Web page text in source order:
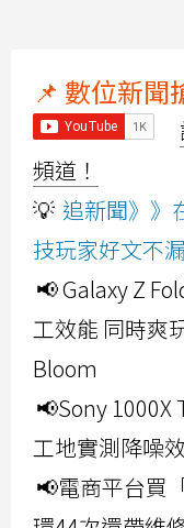
📌 數位新聞
頻道！
💡 追新聞》》
技玩家好文不
📢 Galaxy Z
工效能 同時爽
Bloom
📢Sony 1000X
工地實測降噪
📢電商平台買